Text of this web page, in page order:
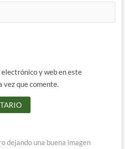
y web en este
vez que comente.
dejando una buena imagen